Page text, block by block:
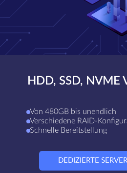
HDD, SSD, NVME
Von 480GB bis unendlich
Verschiedene RAID-
Schnelle Bereitstellung
DEDIZIERTE